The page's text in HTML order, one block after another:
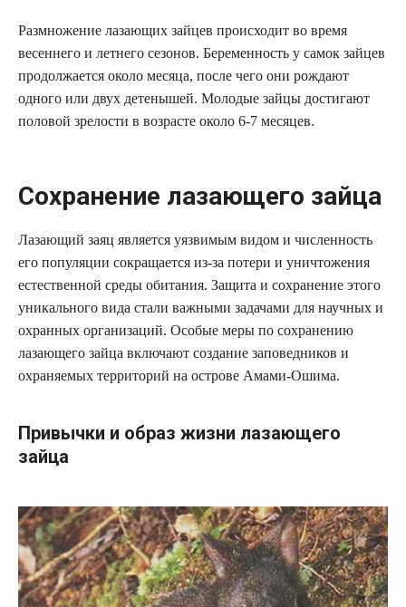
Размножение лазающих зайцев происходит во время
весеннего и летнего сезонов. Беременность у самок зайцев
продолжается около месяца, после чего они рождают
одного или двух детенышей. Молодые зайцы достигают
половой зрелости в возрасте около 6-7 месяцев.
Сохранение лазающего зайца
Лазающий заяц является уязвимым видом и численность
его популяции сокращается из-за потери и уничтожения
естественной среды обитания. Защита и сохранение этого
уникального вида стали важными задачами для научных и
охранных организаций. Особые меры по сохранению
лазающего зайца включают создание заповедников и
охраняемых территорий на острове Амами-Ошима.
Привычки и образ жизни лазающего
зайца